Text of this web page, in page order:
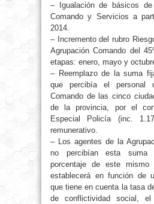
– Igualación de básicos de
Comando y Servicios a
2014.
– Incremento del rubro
Agrupación Comando del
etapas: enero, mayo y
– Reemplazo de la suma
que percibía el personal
Comando de las cinco
de la provincia, por el
Especial Policía (inc.
remunerativo.
– Los agentes de la
no percibían esta suma
porcentaje de este mismo
establecerá en función de
que tiene en cuenta la tasa
de conflictividad social,